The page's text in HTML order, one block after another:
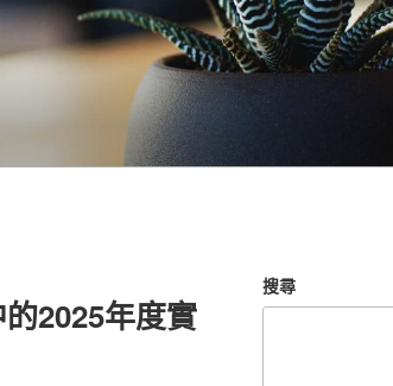
2025年度實
搜尋